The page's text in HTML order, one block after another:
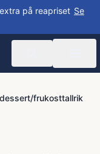
på reapriset Se
frukosttallrik